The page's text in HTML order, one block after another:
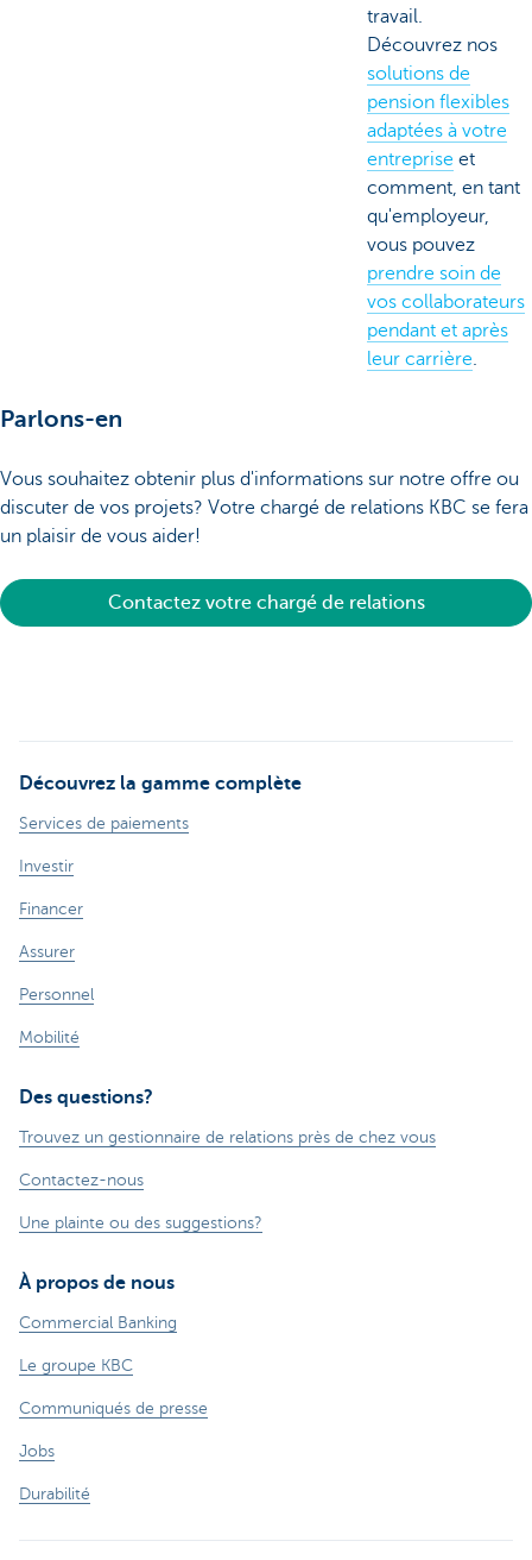
travail.
Découvrez nos
solutions de
pension flexibles
adaptées à votre
entreprise et
comment, en tant
qu'employeur,
vous pouvez
prendre soin de
vos collaborateurs
pendant et après
leur carrière
Parlons-en
Vous souhaitez obtenir plus d'informations sur notre offre ou
discuter de vos projets? Votre chargé de relations KBC se fera
un plaisir de vous aider!
Contactez votre chargé de relations
Découvrez la gamme complète
Services de paiements
Investir
Financer
Assurer
Personnel
Mobilité
Des questions?
Trouvez un gestionnaire de relations près de chez vous
Contactez-nous
Une plainte ou des suggestions?
À propos de nous
Commercial Banking
Le groupe KBC
Communiqués de presse
Jobs
Durabilité